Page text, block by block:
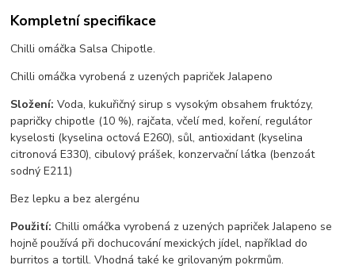
Kompletní specifikace
Chilli omáčka Salsa Chipotle.
Chilli omáčka vyrobená z uzených papriček Jalapeno
Složení: Voda, kukuřičný sirup s vysokým obsahem fruktózy,
papričky chipotle (10 %), rajčata, včelí med, koření, regulátor
kyselosti (kyselina octová E260), sůl, antioxidant (kyselina
citronová E330), cibulový prášek, konzervační látka (benzoát
sodný E211)
Bez lepku a bez alergénu
Použití: Chilli omáčka vyrobená z uzených papriček Jalapeno se
hojně používá při dochucování mexických jídel, například do
burritos a tortill. Vhodná také ke grilovaným pokrmům.